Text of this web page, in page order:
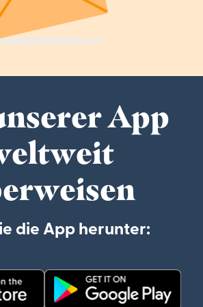
App
die App herunter: